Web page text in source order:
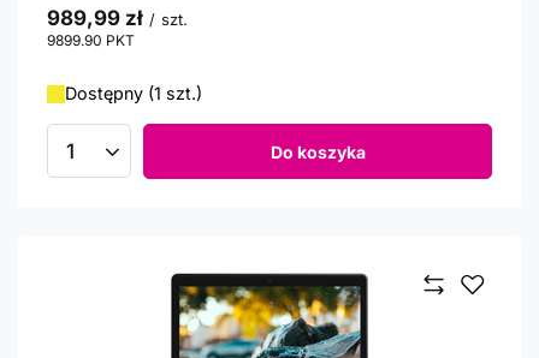
989,99 zł / szt.
9899.90 PKT
Dostępny (1 szt.)
Ilość produktów Do koszyka